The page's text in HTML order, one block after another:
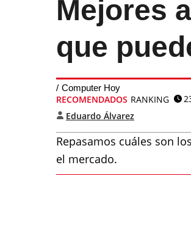
Mejores
que
Computer Hoy
RECOMENDADOS RANKING
Eduardo Álvarez
Repasamos cuáles son
el mercado.